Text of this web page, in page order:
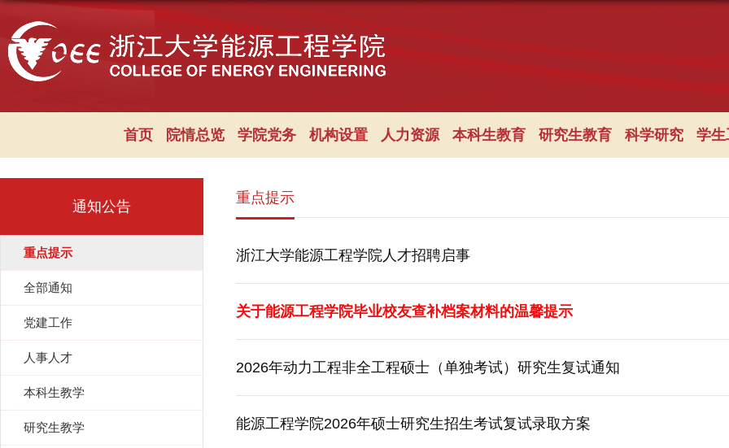
首页 院情总览 学院党务 机构设置 人力资源 本科生教育 研究生教育 科学研究 学生
通知公告
重点提示
全部通知
党建工作
人事人才
本科生教学
研究生教学
重点提示
浙江大学能源工程学院人才招聘启事
关于能源工程学院毕业校友查补档案材料的温馨提示
2026年动力工程非全工程硕士（单独考试）研究生复试通知
能源工程学院2026年硕士研究生招生考试复试录取方案